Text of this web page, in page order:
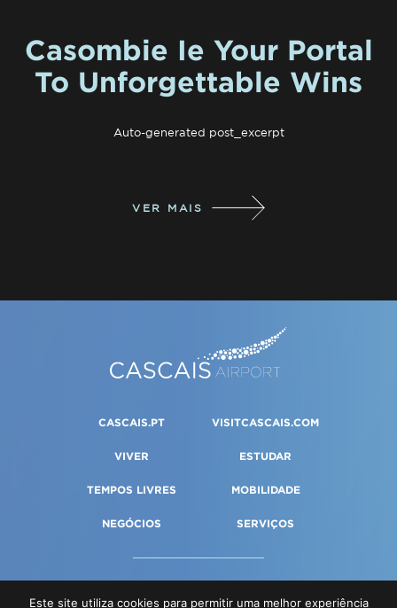
Casombie Ie Your Portal
To Unforgettable Wins
Auto-generated post_excerpt
VER MAIS
CASCAIS.PT VISITCASCAIS.COM
VIVER ESTUDAR
TEMPOS LIVRES MOBILIDADE
NEGÓCIOS SERVIÇOS
Este site utiliza cookies para permitir uma melhor experiência